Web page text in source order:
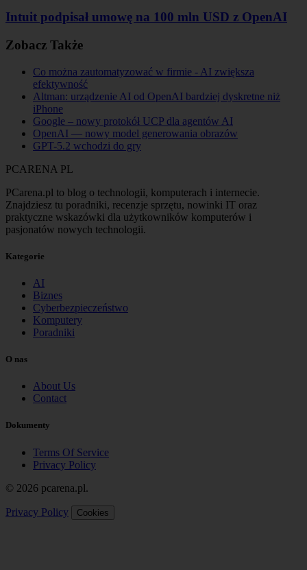
Intuit podpisał umowę na 100 mln USD z OpenAI
Zobacz Także
Co można zautomatyzować w firmie - AI zwiększa
efektywność
Altman: urządzenie AI od OpenAI bardziej dyskretne niż
iPhone
Google – nowy protokół UCP dla agentów AI
OpenAI — nowy model generowania obrazów
GPT-5.2 wchodzi do gry
PCARENA PL
PCarena.pl to blog o technologii, komputerach i internecie.
Znajdziesz tu poradniki, recenzje sprzętu, nowinki IT oraz
praktyczne wskazówki dla użytkowników komputerów i
pasjonatów nowych technologii.
Kategorie
AI
Biznes
Cyberbezpieczeństwo
Komputery
Poradniki
O nas
About Us
Contact
Dokumenty
Terms Of Service
Privacy Policy
© 2026 pcarena.pl.
Privacy Policy Cookies